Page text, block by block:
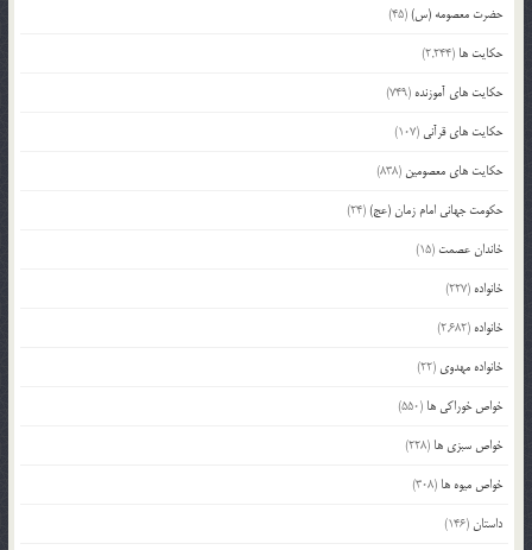
حضرت معصومه (س)(45)
حکایت ها (2,244)
حکایت های آموزنده (749)
حکایت های قرآنی (107)
حکایت های معصومین (838)
حکومت جهانی امام زمان (عج)(24)
خاندان عصمت (15)
خانواده (227)
خانواده (2,682)
خانواده مهدوی (22)
خواص خوراکی ها (550)
خواص سبزی ها (228)
خواص میوه ها (308)
داستان(146)